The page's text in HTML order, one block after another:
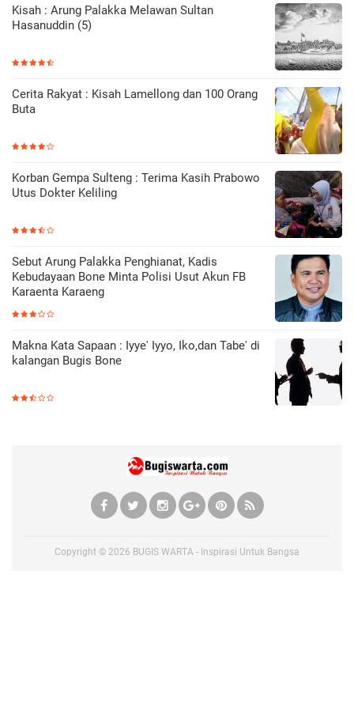
Kisah : Arung Palakka Melawan Sultan
Hasanuddin (5)
Cerita Rakyat : Kisah Lamellong dan 100 Orang
Buta
Korban Gempa Sulteng : Terima Kasih Prabowo
Utus Dokter Keliling
Sebut Arung Palakka Penghianat, Kadis
Kebudayaan Bone Minta Polisi Usut Akun FB
Karaenta Karaeng
Makna Kata Sapaan : Iyye' Iyyo, Iko,dan Tabe' di
kalangan Bugis Bone
Copyright © 2026 BUGIS WARTA - Inspirasi Untuk Bangsa